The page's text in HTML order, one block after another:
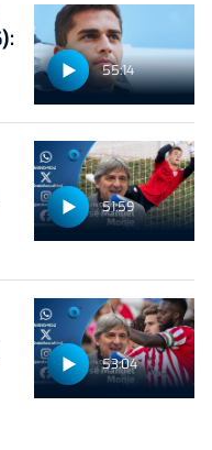
55:14
51:59
53:04